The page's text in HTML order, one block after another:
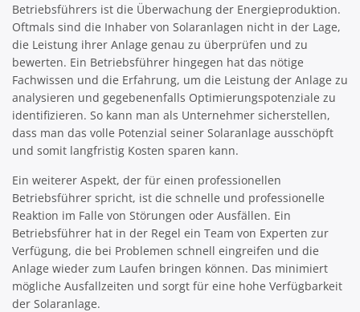
Betriebsführers ist die Überwachung der Energieproduktion.
Oftmals sind die Inhaber von Solaranlagen nicht in der Lage,
die Leistung ihrer Anlage genau zu überprüfen und zu
bewerten. Ein Betriebsführer hingegen hat das nötige
Fachwissen und die Erfahrung, um die Leistung der Anlage zu
analysieren und gegebenenfalls Optimierungspotenziale zu
identifizieren. So kann man als Unternehmer sicherstellen,
dass man das volle Potenzial seiner Solaranlage ausschöpft
und somit langfristig Kosten sparen kann.
Ein weiterer Aspekt, der für einen professionellen
Betriebsführer spricht, ist die schnelle und professionelle
Reaktion im Falle von Störungen oder Ausfällen. Ein
Betriebsführer hat in der Regel ein Team von Experten zur
Verfügung, die bei Problemen schnell eingreifen und die
Anlage wieder zum Laufen bringen können. Das minimiert
mögliche Ausfallzeiten und sorgt für eine hohe Verfügbarkeit
der Solaranlage.